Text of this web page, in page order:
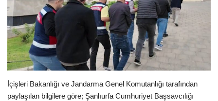
Siyaset
Künye
Yaşam
Sağlık
İçişleri Bakanlığı ve Jandarma Genel Komutanlığı tarafından
paylaşılan bilgilere göre; Şanlıurfa Cumhuriyet Başsavcılığı